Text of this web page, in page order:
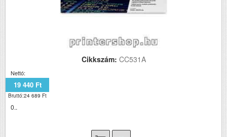
Cikkszám: CC531A
Nettó:
19 440 Ft
Bruttó:24 689 Ft
0..